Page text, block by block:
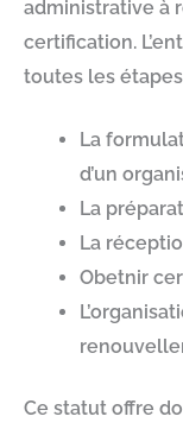
administrative à
certification.
toutes les
La
d’un
La
La
Obetnir
Ce statut offre